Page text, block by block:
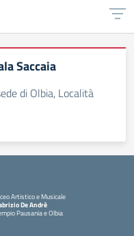
Saccaia
di Olbia, Località
Artistico e Musicale
De Andrè
Pausania e Olbia
— Visita la pagina iniziale della scuola